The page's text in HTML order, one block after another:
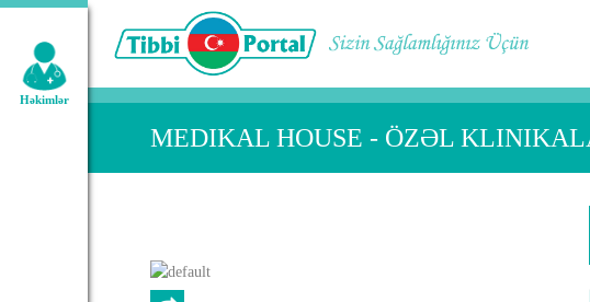
Geniş axtarış:
Həkimlər
MEDIKAL HOUSE - ÖZƏL